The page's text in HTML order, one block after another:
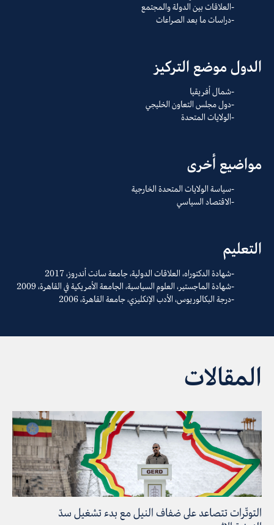
العلاقات بين الدولة والمجتمع
دراسات ما بعد الصراعات
الدول موضع التركيز
شمال أفريقيا
دول مجلس التعاون الخليجي
الولايات المتحدة
مواضيع أخرى
سياسة الولايات المتحدة الخارجية
الاقتصاد السياسي
التعليم
شهادة الدكتوراه، العلاقات الدولية، جامعة سانت أندروز، 2017
شهادة الماجستير، العلوم السياسية، الجامعة الأمريكية في القاهرة، 2009
درجة البكالوريوس، الأدب الإنكليزي، جامعة القاهرة، 2006
المقالات
التوتّرات تتصاعد على ضفاف النيل مع بدء تشغيل سدّ